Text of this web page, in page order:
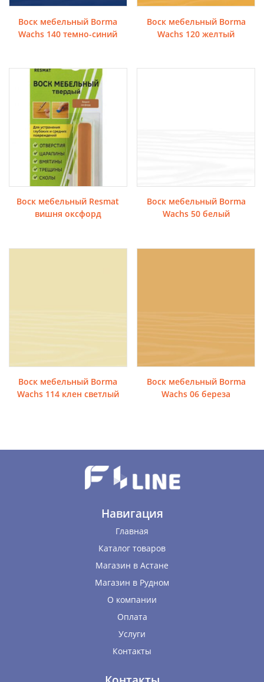
Воск мебельный Borma
Wachs 140 темно-синий
Воск мебельный Borma
Wachs 120 желтый
Воск мебельный Resmat
вишня оксфорд
Воск мебельный Borma
Wachs 50 белый
Воск мебельный Borma
Wachs 114 клен светлый
Воск мебельный Borma
Wachs 06 береза
Навигация
Главная
Каталог товаров
Магазин в Астане
Магазин в Рудном
О компании
Оплата
Услуги
Контакты